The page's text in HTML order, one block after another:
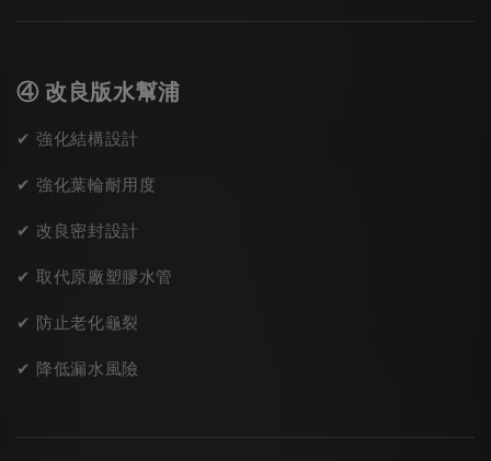
④ 改良版水幫浦
✔ 強化結構設計
✔ 強化葉輪耐用度
✔ 改良密封設計
✔ 取代原廠塑膠水管
✔ 防止老化龜裂
✔ 降低漏水風險